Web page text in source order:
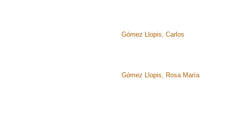
Gómez Llopis, Carlos
Gómez Llopis, Rosa María